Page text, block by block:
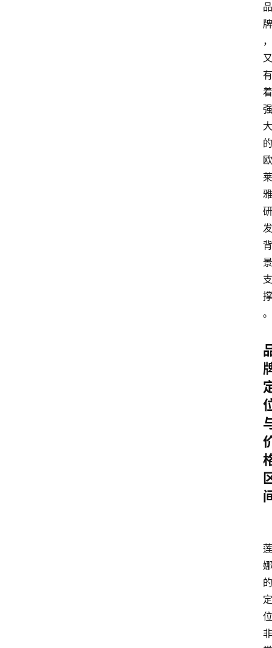
品
牌
，
又
有
着
强
大
的
欧
莱
雅
研
发
背
景
支
撑
。
莲
娜
的
定
位
非